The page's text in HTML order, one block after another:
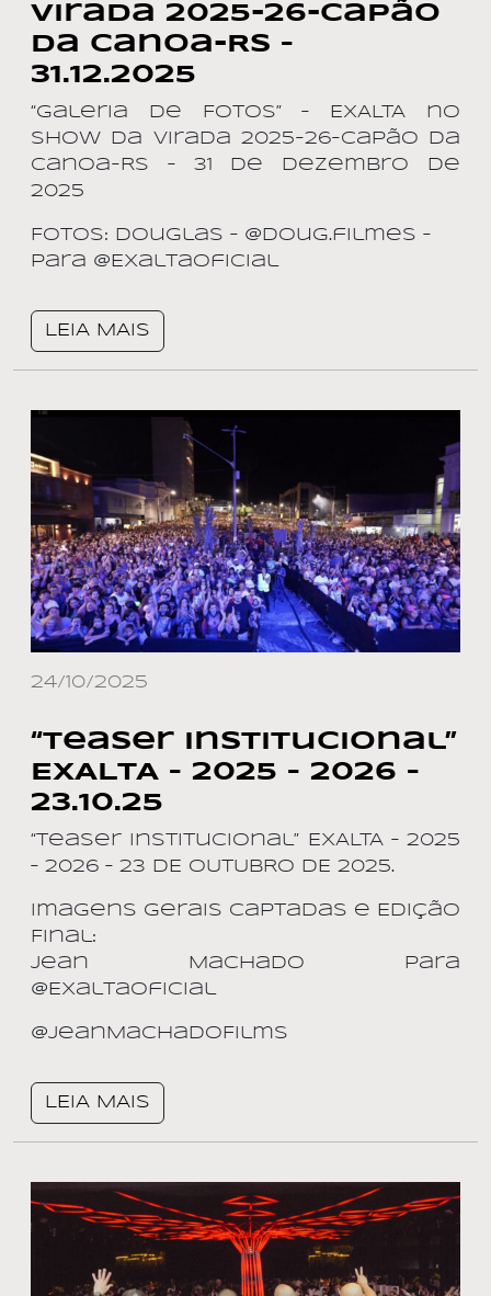
Virada 2025-26-Capão
da Canoa-RS –
31.12.2025
“Galeria de Fotos” – EXALTA no
Show da Virada 2025-26-Capão da
Canoa-RS – 31 de dezembro de
2025
Fotos: douglas – @doug.filmes –
para @ExaltaOficial
LEIA MAIS
24/10/2025
“Teaser Institucional”
EXALTA – 2025 – 2026 –
23.10.25
“Teaser Institucional” EXALTA – 2025
– 2026 – 23 DE OUTUBRO DE 2025.
Imagens Gerais Captadas e Edição
Final:
Jean Machado para
@ExaltaOficial
@JeanMachadoFilms
LEIA MAIS